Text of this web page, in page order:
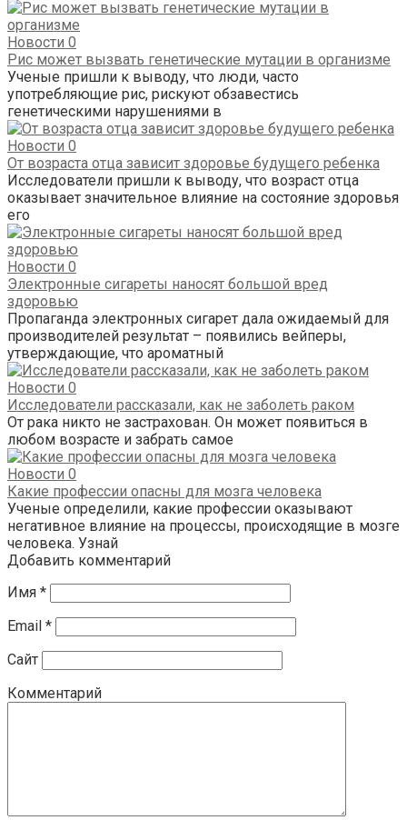
Новости 0
Рис может вызвать генетические мутации в организме
Ученые пришли к выводу, что люди, часто
употребляющие рис, рискуют обзавестись
генетическими нарушениями в
Новости 0
От возраста отца зависит здоровье будущего ребенка
Исследователи пришли к выводу, что возраст отца
оказывает значительное влияние на состояние здоровья
его
Новости 0
Электронные сигареты наносят большой вред
здоровью
Пропаганда электронных сигарет дала ожидаемый для
производителей результат – появились вейперы,
утверждающие, что ароматный
Новости 0
Исследователи рассказали, как не заболеть раком
От рака никто не застрахован. Он может появиться в
любом возрасте и забрать самое
Новости 0
Какие профессии опасны для мозга человека
Ученые определили, какие профессии оказывают
негативное влияние на процессы, происходящие в мозге
человека. Узнай
Добавить комментарий
Имя *
Email *
Сайт
Комментарий